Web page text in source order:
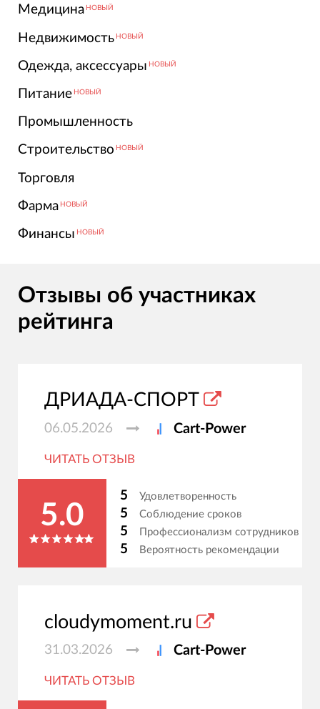
Медицина НОВЫЙ
Недвижимость НОВЫЙ
Одежда, аксессуары НОВЫЙ
Питание НОВЫЙ
Промышленность
Строительство НОВЫЙ
Торговля
Фарма НОВЫЙ
Финансы НОВЫЙ
Отзывы об участниках
рейтинга
ДРИАДА-СПОРТ
06.05.2026 Cart-Power
ЧИТАТЬ ОТЗЫВ
5.0
5 Удовлетворенность
5 Соблюдение сроков
5 Профессионализм сотрудников
5 Вероятность рекомендации
cloudymoment.ru
31.03.2026 Cart-Power
ЧИТАТЬ ОТЗЫВ